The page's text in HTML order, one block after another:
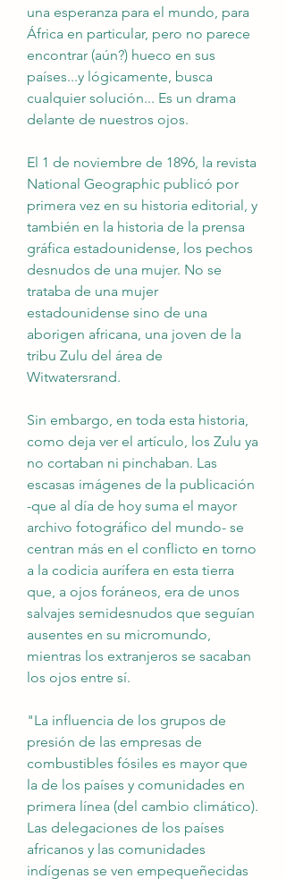
una esperanza para el mundo, para
África en particular, pero no parece
encontrar (aún?) hueco en sus
países...y lógicamente, busca
cualquier solución... Es un drama
delante de nuestros ojos.
El 1 de noviembre de 1896, la revista
National Geographic publicó por
primera vez en su historia editorial, y
también en la historia de la prensa
gráfica estadounidense, los pechos
desnudos de una mujer. No se
trataba de una mujer
estadounidense sino de una
aborigen africana, una joven de la
tribu Zulu del área de
Witwatersrand.
Sin embargo, en toda esta historia,
como deja ver el artículo, los Zulu ya
no cortaban ni pinchaban. Las
escasas imágenes de la publicación
-que al día de hoy suma el mayor
archivo fotográfico del mundo- se
centran más en el conflicto en torno
a la codicia aurífera en esta tierra
que, a ojos foráneos, era de unos
salvajes semidesnudos que seguían
ausentes en su micromundo,
mientras los extranjeros se sacaban
los ojos entre sí.
"La influencia de los grupos de
presión de las empresas de
combustibles fósiles es mayor que
la de los países y comunidades en
primera línea (del cambio climático).
Las delegaciones de los países
africanos y las comunidades
indígenas se ven empequeñecidas